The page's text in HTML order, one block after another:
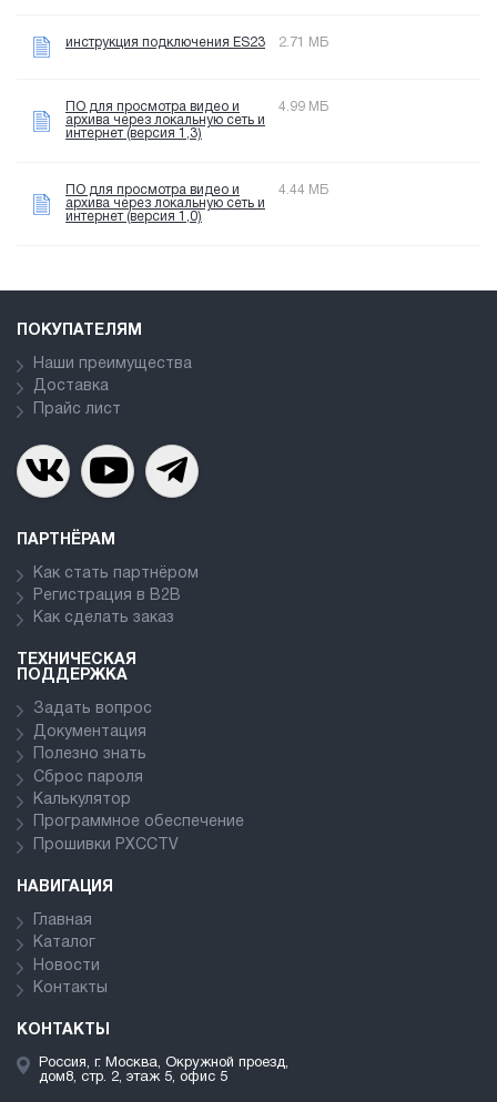
инструкция подключения ES23 2.71 МБ
ПО для просмотра видео и
архива через локальную сеть и
интернет (версия 1,3)
4.99 МБ
ПО для просмотра видео и
архива через локальную сеть и
интернет (версия 1,0)
4.44 МБ
ПОКУПАТЕЛЯМ
Наши преимущества
Доставка
Прайс лист
ПАРТНЁРАМ
Как стать партнёром
Регистрация в В2В
Как сделать заказ
ТЕХНИЧЕСКАЯ
ПОДДЕРЖКА
Задать вопрос
Документация
Полезно знать
Сброс пароля
Калькулятор
Программное обеспечение
Прошивки PXCCTV
НАВИГАЦИЯ
Главная
Каталог
Новости
Контакты
КОНТАКТЫ
Россия, г. Москва, Окружной проезд,
дом8, стр. 2, этаж 5, офис 5